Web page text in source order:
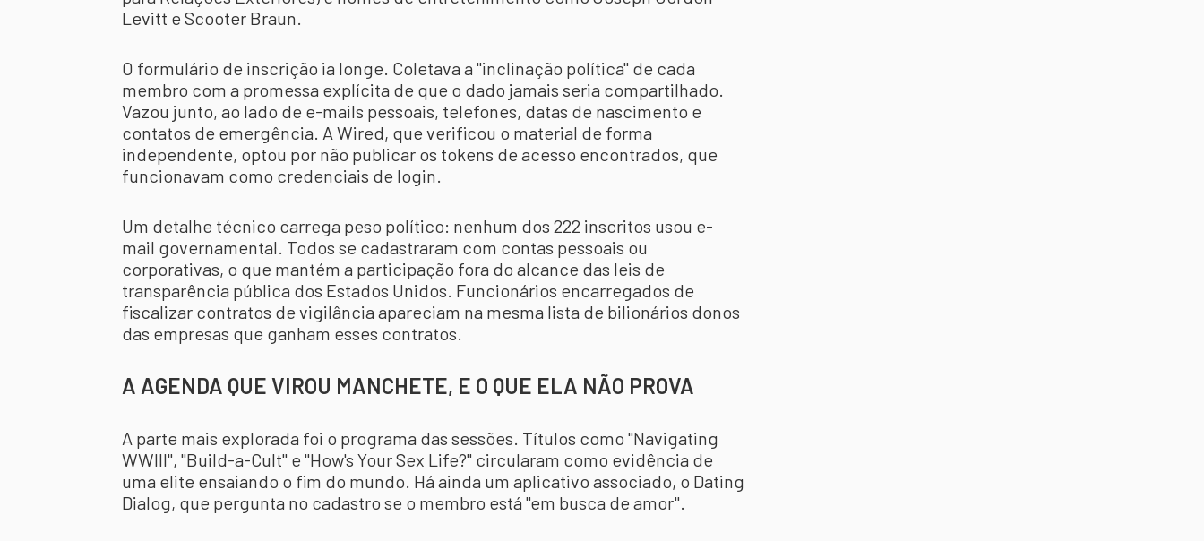
Levitt e Scooter Braun.
O formulário de inscrição ia longe. Coletava a "inclinação política" de cada
membro com a promessa explícita de que o dado jamais seria compartilhado.
Vazou junto, ao lado de e-mails pessoais, telefones, datas de nascimento e
contatos de emergência. A Wired, que verificou o material de forma
independente, optou por não publicar os tokens de acesso encontrados, que
funcionavam como credenciais de login.
Um detalhe técnico carrega peso político: nenhum dos 222 inscritos usou e-
mail governamental. Todos se cadastraram com contas pessoais ou
corporativas, o que mantém a participação fora do alcance das leis de
transparência pública dos Estados Unidos. Funcionários encarregados de
fiscalizar contratos de vigilância apareciam na mesma lista de bilionários donos
das empresas que ganham esses contratos.
A AGENDA QUE VIROU MANCHETE, E O QUE ELA NÃO PROVA
A parte mais explorada foi o programa das sessões. Títulos como "Navigating
WWIII", "Build-a-Cult" e "How's Your Sex Life?" circularam como evidência de
uma elite ensaiando o fim do mundo. Há ainda um aplicativo associado, o Dating
Dialog, que pergunta no cadastro se o membro está "em busca de amor".